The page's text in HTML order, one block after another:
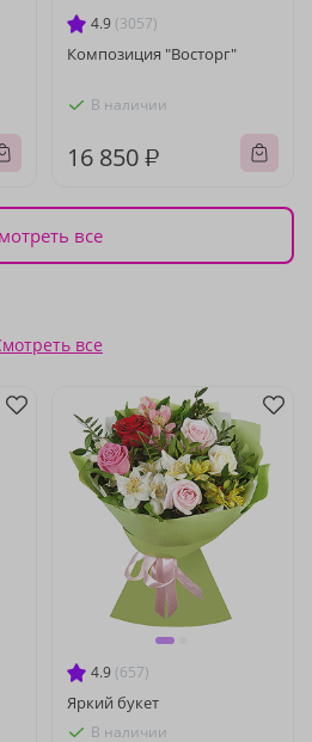
4.9 (3057)
Композиция "Восторг"
В наличии
16 850 ₽
все
все
4.9 (657)
Яркий букет
В наличии